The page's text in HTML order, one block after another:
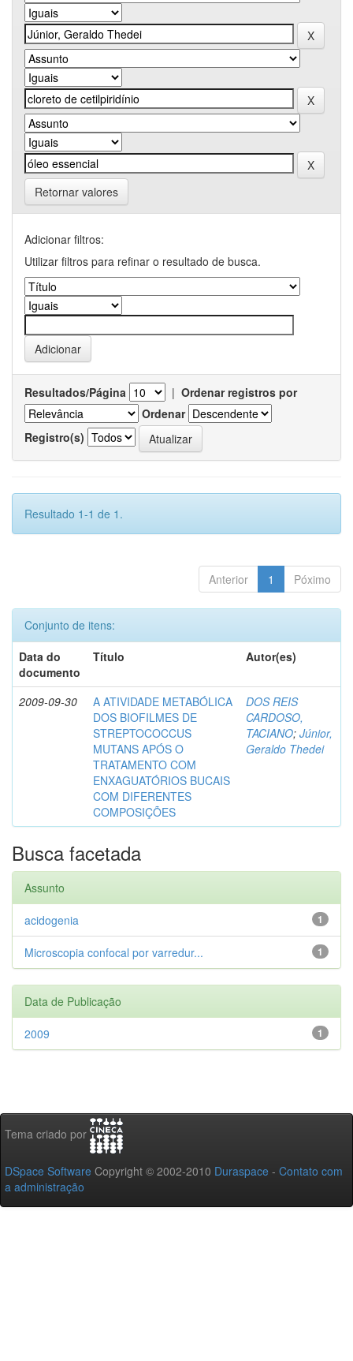
Retornar valores
Adicionar filtros:
Utilizar filtros para refinar o resultado de busca.
Resultados/Página | Ordenar registros por
Ordenar
Registro(s)
Resultado 1-1 de 1.
Anterior 1 Póximo
Conjunto de itens:
Data do
documento
Título Autor(es)
2009-09-30
A ATIVIDADE METABÓLICA
DOS BIOFILMES DE
STREPTOCOCCUS
MUTANS APÓS O
TRATAMENTO COM
ENXAGUATÓRIOS BUCAIS
COM DIFERENTES
COMPOSIÇÕES
DOS REIS
CARDOSO,
TACIANO; Júnior,
Geraldo Thedei
Busca facetada
Assunto
1
acidogenia
1
Microscopia confocal por varredur...
Data de Publicação
1
2009
Tema criado por
DSpace Software Copyright © 2002-2010 Duraspace - Contato com
a administração